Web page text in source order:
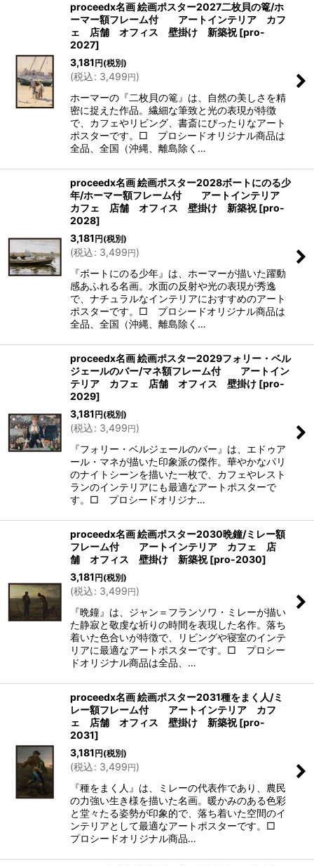
proceedx名画 絵画ポスター2027二枚貝の篭/ホ
ーマー額フレーム付 アートインテリア カフ
ェ 店舗 オフィス 壁掛け 新築祝 [pro-
2027]
3,181円(税別)
(税込: 3,499円)
ホーマーの『二枚貝の篭』は、自然の美しさを精
密に捉えた作品。繊細な筆致と光の表現が特徴
で、カフェやリビング、書斎にぴったりなアート
ポスターです。□ プロシードオリジナル商品は
全品、全国（沖縄、離島除く…
proceedx名画 絵画ポスター2028ボートにのる少
年/ホーマー額フレーム付 アートインテリア
カフェ 店舗 オフィス 壁掛け 新築祝 [pro-
2028]
3,181円(税別)
(税込: 3,499円)
『ボートにのる少年』は、ホーマーが描いた躍動
感あふれる名画。水面の反射や光の表現が秀逸
で、ナチュラルなインテリアにおすすめのアート
ポスターです。□ プロシードオリジナル商品は
全品、全国（沖縄、離島除く…
proceedx名画 絵画ポスター2029フォリー・ベル
ジェールのバー/マネ額フレーム付 アートイン
テリア カフェ 店舗 オフィス 壁掛け [pro-
2029]
3,181円(税別)
(税込: 3,499円)
『フォリー・ベルジェールのバー』は、エドゥア
ール・マネが描いた印象派の傑作。華やかなパリ
のナイトシーンを描いた一枚で、カフェやレスト
ランのインテリアにも最適なアートポスターで
す。□ プロシードオリジナ…
proceedx名画 絵画ポスター2030晩鐘/ミレー額
フレーム付 アートインテリア カフェ 店
舗 オフィス 壁掛け 新築祝 [pro-2030]
3,181円(税別)
(税込: 3,499円)
『晩鐘』は、ジャン＝フランソワ・ミレーが描い
た静寂と敬虔な祈りの時間を表現した名作。落ち
着いた色合いが特徴で、リビングや寝室のインテ
リアに最適なアートポスターです。□ プロシー
ドオリジナル商品は全品、…
proceedx名画 絵画ポスター2031種をまく人/ミ
レー額フレーム付 アートインテリア カフ
ェ 店舗 オフィス 壁掛け 新築祝 [pro-
2031]
3,181円(税別)
(税込: 3,499円)
『種をまく人』は、ミレーの代表作であり、農民
の力強い生き様を描いた名画。暖かみのある色彩
と堂々たる姿勢が印象的で、落ち着いた空間のイ
ンテリアとして最適なアートポスターです。□
プロシードオリジナル商品…